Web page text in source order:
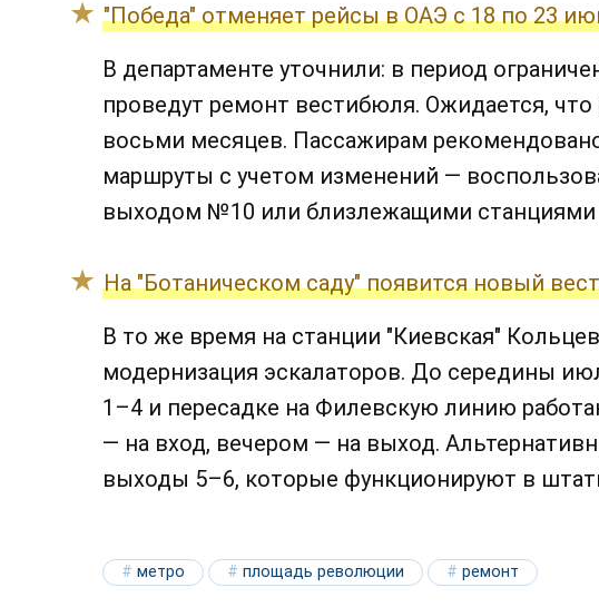
"Победа" отменяет рейсы в ОАЭ с 18 по 23
В департаменте уточнили: в период
проведут ремонт вестибюля. Ожидается,
восьми месяцев. Пассажирам
маршруты с учетом изменений —
выходом №10 или близлежащими станциями
На "Ботаническом саду" появится новый
В то же время на станции "Киевская"
модернизация эскалаторов. До середины
1–4 и пересадке на Филевскую линию
— на вход, вечером — на выход.
выходы 5–6, которые функционируют в
метро площадь революции ремонт